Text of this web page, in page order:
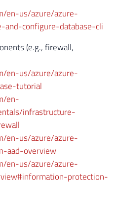
en-us/azure/azure-
and-configure-database-cli
(e.g., firewall,
en-us/azure/azure-
tutorial
en-
infrastructure-
en-us/azure/azure-
aad-overview
en-us/azure/azure-
protection-